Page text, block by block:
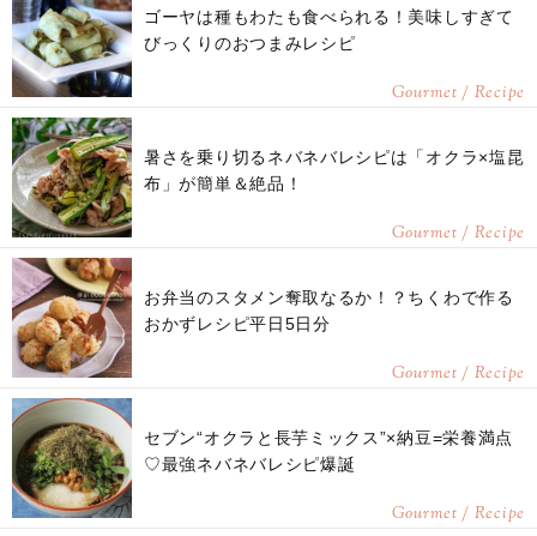
ゴーヤは種もわたも食べられる！美味しすぎて
びっくりのおつまみレシピ
Gourmet / Recipe
暑さを乗り切るネバネバレシピは「オクラ×塩昆
布」が簡単＆絶品！
Gourmet / Recipe
お弁当のスタメン奪取なるか！？ちくわで作る
おかずレシピ平日5日分
Gourmet / Recipe
セブン“オクラと長芋ミックス”×納豆=栄養満点
♡最強ネバネバレシピ爆誕
Gourmet / Recipe